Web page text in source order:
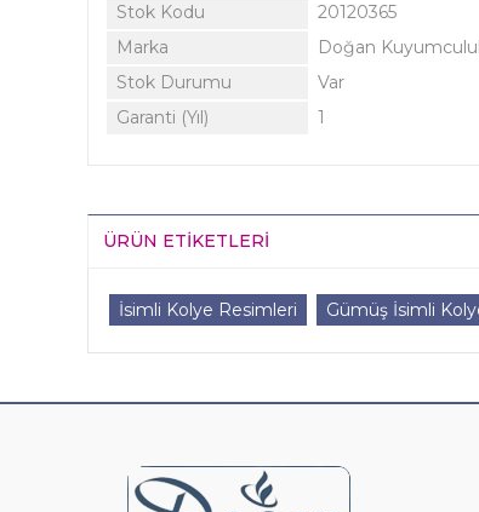
Stok Kodu
20120365
Marka
Doğan
Stok Durumu
Var
Garanti (Yıl)
1
ÜRÜN ETIKETLERI
İsimli Kolye Resimleri Gümüş İsimli